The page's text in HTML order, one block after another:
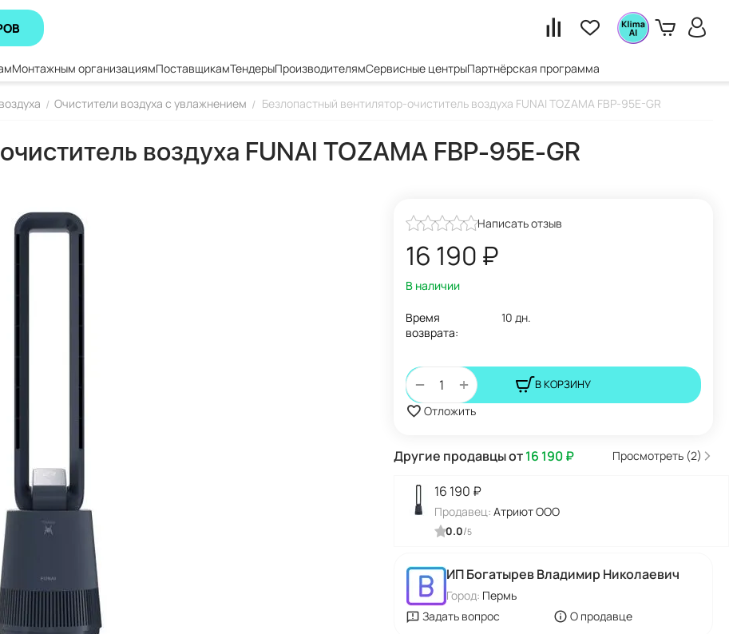
Монтажным организациямПоставщикамТендерыПроизводителямСервисные центрыПартнёрская программа
/ Очистители воздуха с увлажнением / Безлопастный вентилятор-очиститель воздуха FUNAI TOZAMA FBP-95E-GR
воздуха FUNAI TOZAMA FBP-95E-GR
Написать отзыв
16 190 ₽
В наличии
Время
возврата:
10 дн.
+
− В КОРЗИНУ
Отложить
Другие продавцы от16 190₽ Просмотреть (2)
16 190 ₽
Продавец: Атриют ООО
0.0/5
ИП Богатырев Владимир Николаевич
Город: Пермь
Задать вопрос
О продавце